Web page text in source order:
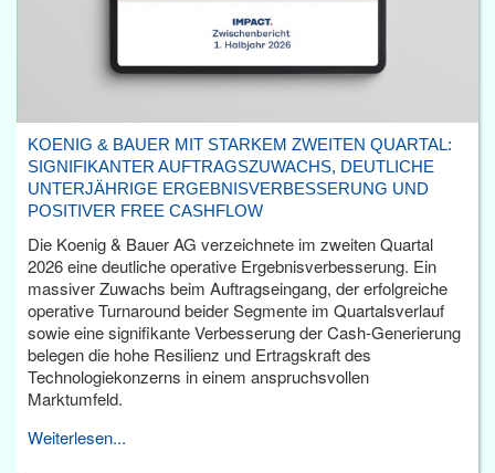
KOENIG & BAUER MIT STARKEM ZWEITEN QUARTAL:
SIGNIFIKANTER AUFTRAGSZUWACHS, DEUTLICHE
UNTERJÄHRIGE ERGEBNISVERBESSERUNG UND
POSITIVER FREE CASHFLOW
Die Koenig & Bauer AG verzeichnete im zweiten Quartal
2026 eine deutliche operative Ergebnisverbesserung. Ein
massiver Zuwachs beim Auftragseingang, der erfolgreiche
operative Turnaround beider Segmente im Quartalsverlauf
sowie eine signifikante Verbesserung der Cash-Generierung
belegen die hohe Resilienz und Ertragskraft des
Technologiekonzerns in einem anspruchsvollen
Marktumfeld.
Weiterlesen...